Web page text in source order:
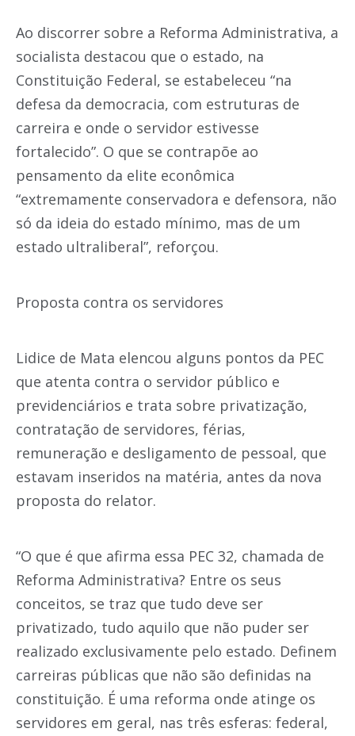
Ao discorrer sobre a Reforma Administrativa, a
socialista destacou que o estado, na
Constituição Federal, se estabeleceu “na
defesa da democracia, com estruturas de
carreira e onde o servidor estivesse
fortalecido”. O que se contrapõe ao
pensamento da elite econômica
“extremamente conservadora e defensora, não
só da ideia do estado mínimo, mas de um
estado ultraliberal”, reforçou.
Proposta contra os servidores
Lidice de Mata elencou alguns pontos da PEC
que atenta contra o servidor público e
previdenciários e trata sobre privatização,
contratação de servidores, férias,
remuneração e desligamento de pessoal, que
estavam inseridos na matéria, antes da nova
proposta do relator.
“O que é que afirma essa PEC 32, chamada de
Reforma Administrativa? Entre os seus
conceitos, se traz que tudo deve ser
privatizado, tudo aquilo que não puder ser
realizado exclusivamente pelo estado. Definem
carreiras públicas que não são definidas na
constituição. É uma reforma onde atinge os
servidores em geral, nas três esferas: federal,